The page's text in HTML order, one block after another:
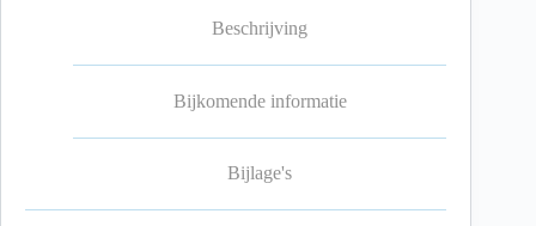
Beschrijving
Bijkomende informatie
Bijlage's